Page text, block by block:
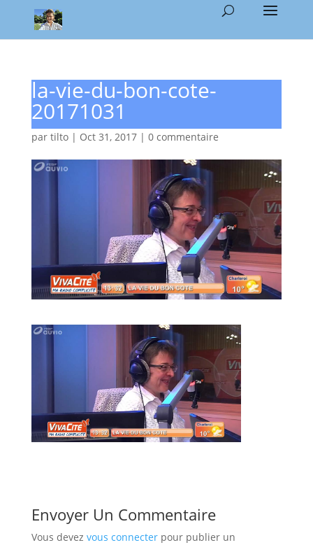
la-vie-du-bon-cote-
20171031
par tilto| Oct 31, 2017| 0 commentaire
Envoyer Un Commentaire
Vous devez vous connecterpour publier un